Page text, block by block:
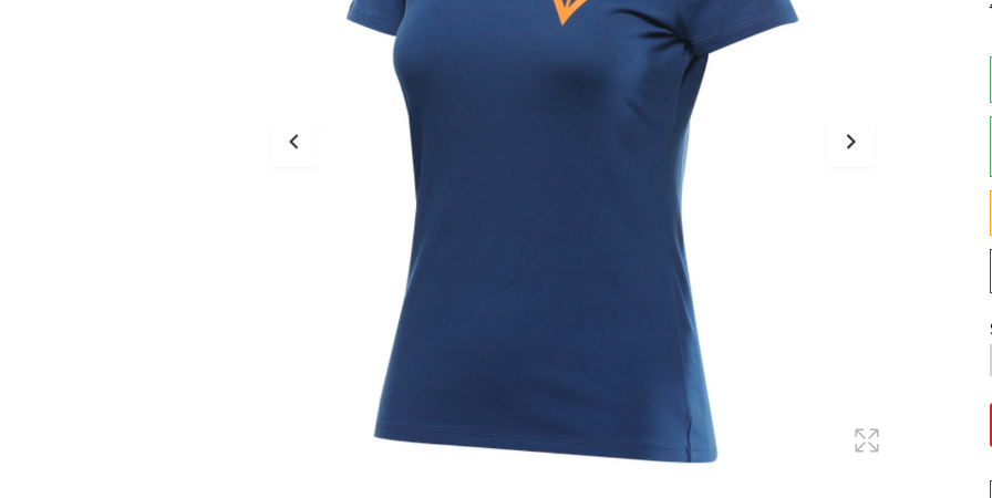
Scarpe
Stivali Racing
Stivali Touring
Pantaloni
Sottocasco
Sottoguanti